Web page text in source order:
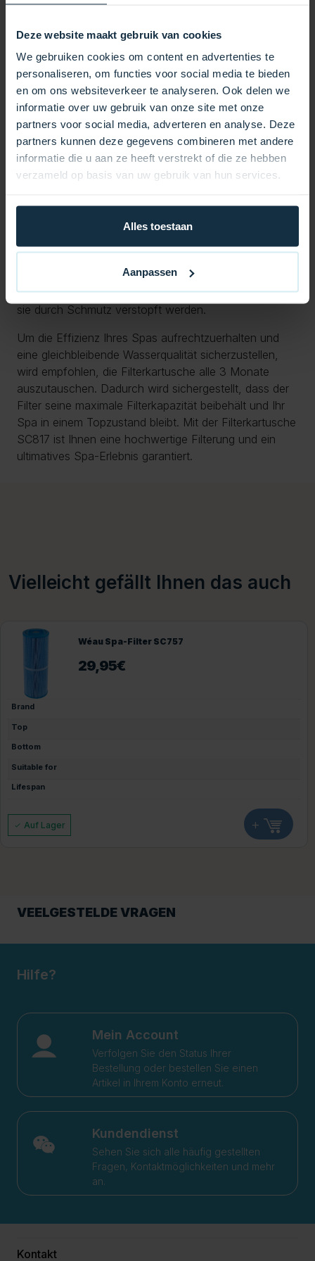
Deze website maakt gebruik van cookies
We gebruiken cookies om content en advertenties te
personaliseren, om functies voor social media te bieden
en om ons websiteverkeer te analyseren. Ook delen we
informatie over uw gebruik van onze site met onze
partners voor social media, adverteren en analyse. Deze
partners kunnen deze gegevens combineren met andere
informatie die u aan ze heeft verstrekt of die ze hebben
verzameld op basis van uw gebruik van hun services.
Alles toestaan
Aanpassen
Ihrer Spa-Wartung und sorgt dafür, dass Ihr Wasser
kristallklar und hygienisch bleibt. Dieser Filter hat einen
Außendurchmesser von 159 mm auf der breiten Seite
und 135 mm auf der schmalen Seite, eine Länge von
245 mm, eine obere Öffnung von 105 mm und eine
untere Öffnung von 74 mm. Diese Spezifikationen
stellen sicher, dass der Filter perfekt passt und in Ihrem
Spa-System effizient arbeitet.
Die Bedeutung eines ordnungsgemäß funktionierenden
Der Filter entfernt Verunreinigungen wie Schmutz,
Hautzellen und andere Schadstoffe und sorgt dafür,
Lebensdauer Ihrer Spa-Pumpe und anderer
Komponenten zu verlängern, indem er verhindert, dass
sie durch Schmutz verstopft werden.
Um die Effizienz Ihres Spas aufrechtzuerhalten und
eine gleichbleibende Wasserqualität sicherzustellen,
wird empfohlen, die Filterkartusche alle 3 Monate
auszutauschen. Dadurch wird sichergestellt, dass der
Filter seine maximale Filterkapazität beibehält und Ihr
Spa in einem Topzustand bleibt. Mit der Filterkartusche
SC817 ist Ihnen eine hochwertige Filterung und ein
ultimatives Spa-Erlebnis garantiert.
Vielleicht gefällt Ihnen das auch
Wéau Spa-Filter SC757
29,95€
Brand
Top
Bottom
Suitable for
Lifespan
Auf Lager +
VEELGESTELDE VRAGEN
Hilfe?
Mein Account
Verfolgen Sie den Status Ihrer
Bestellung oder bestellen Sie einen
Artikel in Ihrem Konto erneut.
Kundendienst
Sehen Sie sich alle häufig gestellten
Fragen, Kontaktmöglichkeiten und mehr
an.
Kontakt